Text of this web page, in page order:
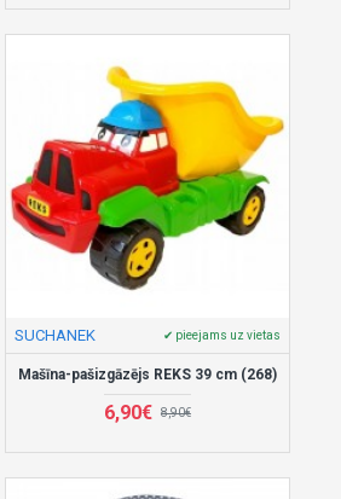
SUCHANEK ✔ pieejams uz vietas
Mašīna-pašizgāzējs REKS 39 cm (268)
6,90€ 8,90€